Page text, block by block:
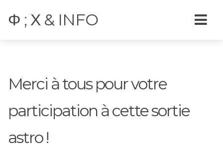
Φ ; Χ & INFO
Merci à tous pour votre
participation à cette sortie
astro !